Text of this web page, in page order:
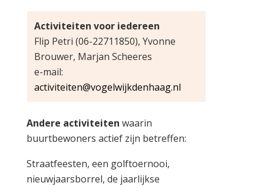
Activiteiten voor iedereen
Flip Petri (06-22711850), Yvonne
Brouwer, Marjan Scheeres
e-mail:
activiteiten@vogelwijkdenhaag.nl
Andere activiteiten waarin
buurtbewoners actief zijn betreffen:
Straatfeesten, een golftoernooi,
nieuwjaarsborrel, de jaarlijkse